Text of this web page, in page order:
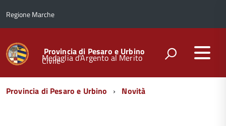
Regione Marche
Provincia di Pesaro e Urbino
Medaglia d'Argento al Merito
Civile
Menu
diProvincia di Pesaro e Urbino Novità